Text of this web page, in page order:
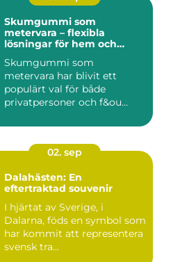
Skumgummi som
metervara – flexibla
lösningar för hem och
Skumgummi som
metervara har blivit ett
populärt val för både
privatpersoner och f&ou...
02. sep
Dalahästen: En
eftertraktad souvenir
I hjärtat av Sverige, i
Dalarna, föds en symbol som
har kommit att representera
svensk tra...